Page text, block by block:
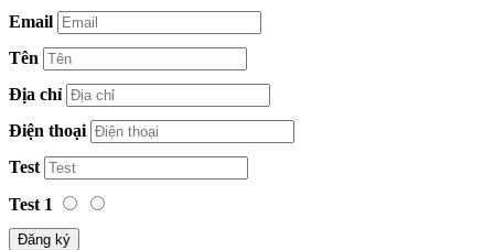
Email
Tên
Địa chỉ
Điện thoại
Test
Test 1
Đăng ký